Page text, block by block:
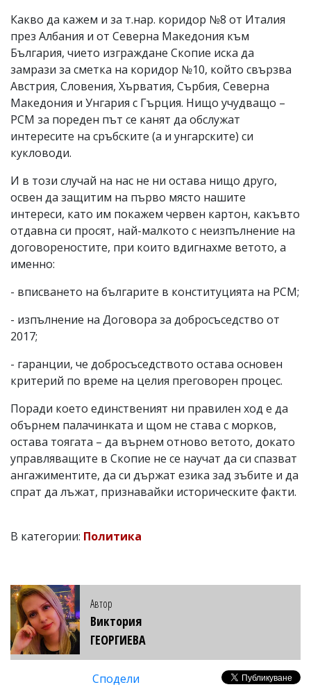
Какво да кажем и за т.нар. коридор №8 от Италия
през Албания и от Северна Македония към
България, чието изграждане Скопие иска да
замрази за сметка на коридор №10, който свързва
Австрия, Словения, Хърватия, Сърбия, Северна
Македония и Унгария с Гърция. Нищо учудващо –
РСМ за пореден път се канят да обслужат
интересите на сръбските (а и унгарските) си
кукловоди.
И в този случай на нас не ни остава нищо друго,
освен да защитим на първо място нашите
интереси, като им покажем червен картон, какъвто
отдавна си просят, най-малкото с неизпълнение на
договореностите, при които вдигнахме ветото, а
именно:
- вписването на българите в конституцията на РСМ;
- изпълнение на Договора за добросъседство от
2017;
- гаранции, че добросъседството остава основен
критерий по време на целия преговорен процес.
Поради което единственият ни правилен ход е да
обърнем палачинката и щом не става с морков,
остава тоягата – да върнем отново ветото, докато
управляващите в Скопие не се научат да си спазват
ангажиментите, да си държат езика зад зъбите и да
спрат да лъжат, признавайки историческите факти.
В категории: Политика
Автор
Виктория
ГЕОРГИЕВА
Сподели